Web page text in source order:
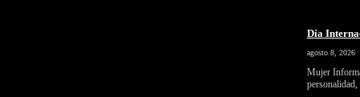
Día
agosto 8, 2026
Mujer